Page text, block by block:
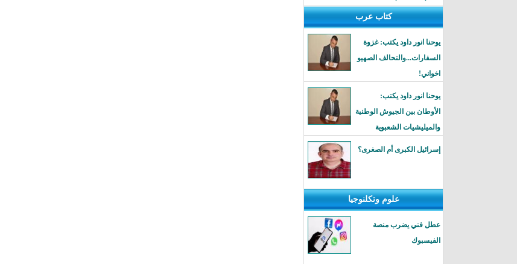
كتاب عرب
يوحنا انور داود يكتب: غزوة
السفارات...والتحالف الصهيو
اخواني!
يوحنا انور داود يكتب:
الأوطان بين الجيوش الوطنية
والميليشيات الشعبوية
إسرائيل الكبرى أم الصغرى؟
علوم وتكلنوجيا
عطل فني يضرب منصة
الفيسبوك